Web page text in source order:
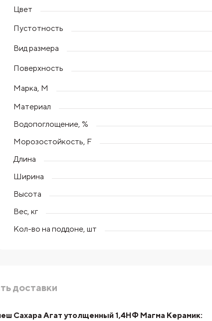
Цвет
Пустотность
Вид размера
Поверхность
Марка, М
Материал
Водопоглощение, %
Морозостойкость, F
Длина
Ширина
Высота
Вес, кг
Кол-во на поддоне, шт
доставки
Сахара Агат утолщенный 1,4НФ Магма Керамик: